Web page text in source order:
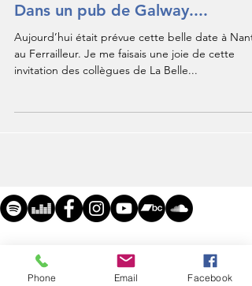
Dans un pub de Galway....
Aujourd’hui était prévue cette belle date à
au Ferrailleur. Je me faisais une joie de cette
invitation des collègues de La Belle...
contact@vincentpremel.fr
Phone Email Facebook